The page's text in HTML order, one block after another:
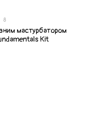
8
мастурбатором
Kit